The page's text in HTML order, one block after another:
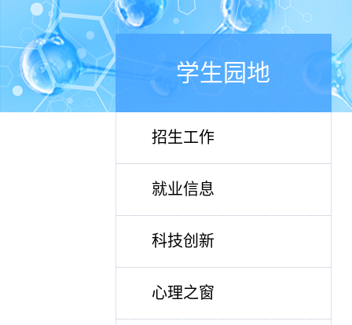
学生园地
招生工作
就业信息
科技创新
心理之窗